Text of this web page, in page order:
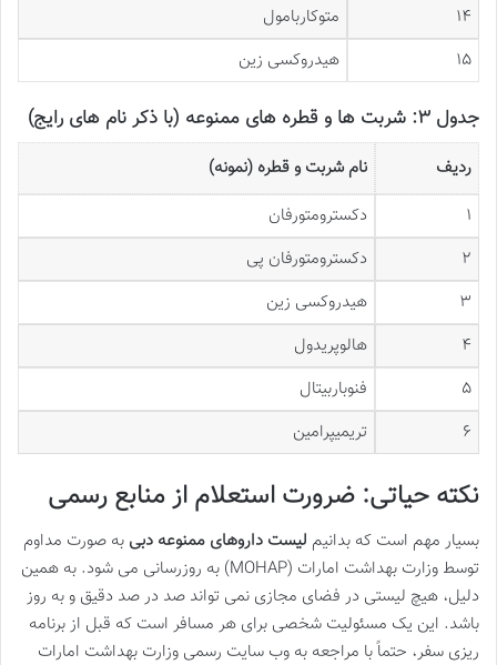
۱۴
متوکاربامول
۱۵
هیدروکسی زین
جدول ۳: شربت ها و قطره های ممنوعه (با ذکر نام های رایج)
ردیف
نام شربت و قطره (نمونه)
۱
دکسترومتورفان
۲
دکسترومتورفان پی
۳
هیدروکسی زین
۴
هالوپریدول
۵
فنوباربیتال
۶
تریمیپرامین
نکته حیاتی: ضرورت استعلام از منابع رسمی
بسیار مهم است که بدانیم لیست داروهای ممنوعه دبی به صورت مداوم
توسط وزارت بهداشت امارات (MOHAP) به روزرسانی می شود. به همین
دلیل، هیچ لیستی در فضای مجازی نمی تواند صد در صد دقیق و به روز
باشد. این یک مسئولیت شخصی برای هر مسافر است که قبل از برنامه
ریزی سفر، حتماً با مراجعه به وب سایت رسمی وزارت بهداشت امارات